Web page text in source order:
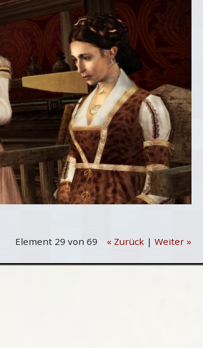
Element 29 von 69 « Zurück |Weiter »